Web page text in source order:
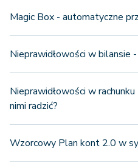
Magic Box - automatyczne
Nieprawidłowości w bilansie
Nieprawidłowości w
nimi radzić?
Wzorcowy Plan kont 2.0 w